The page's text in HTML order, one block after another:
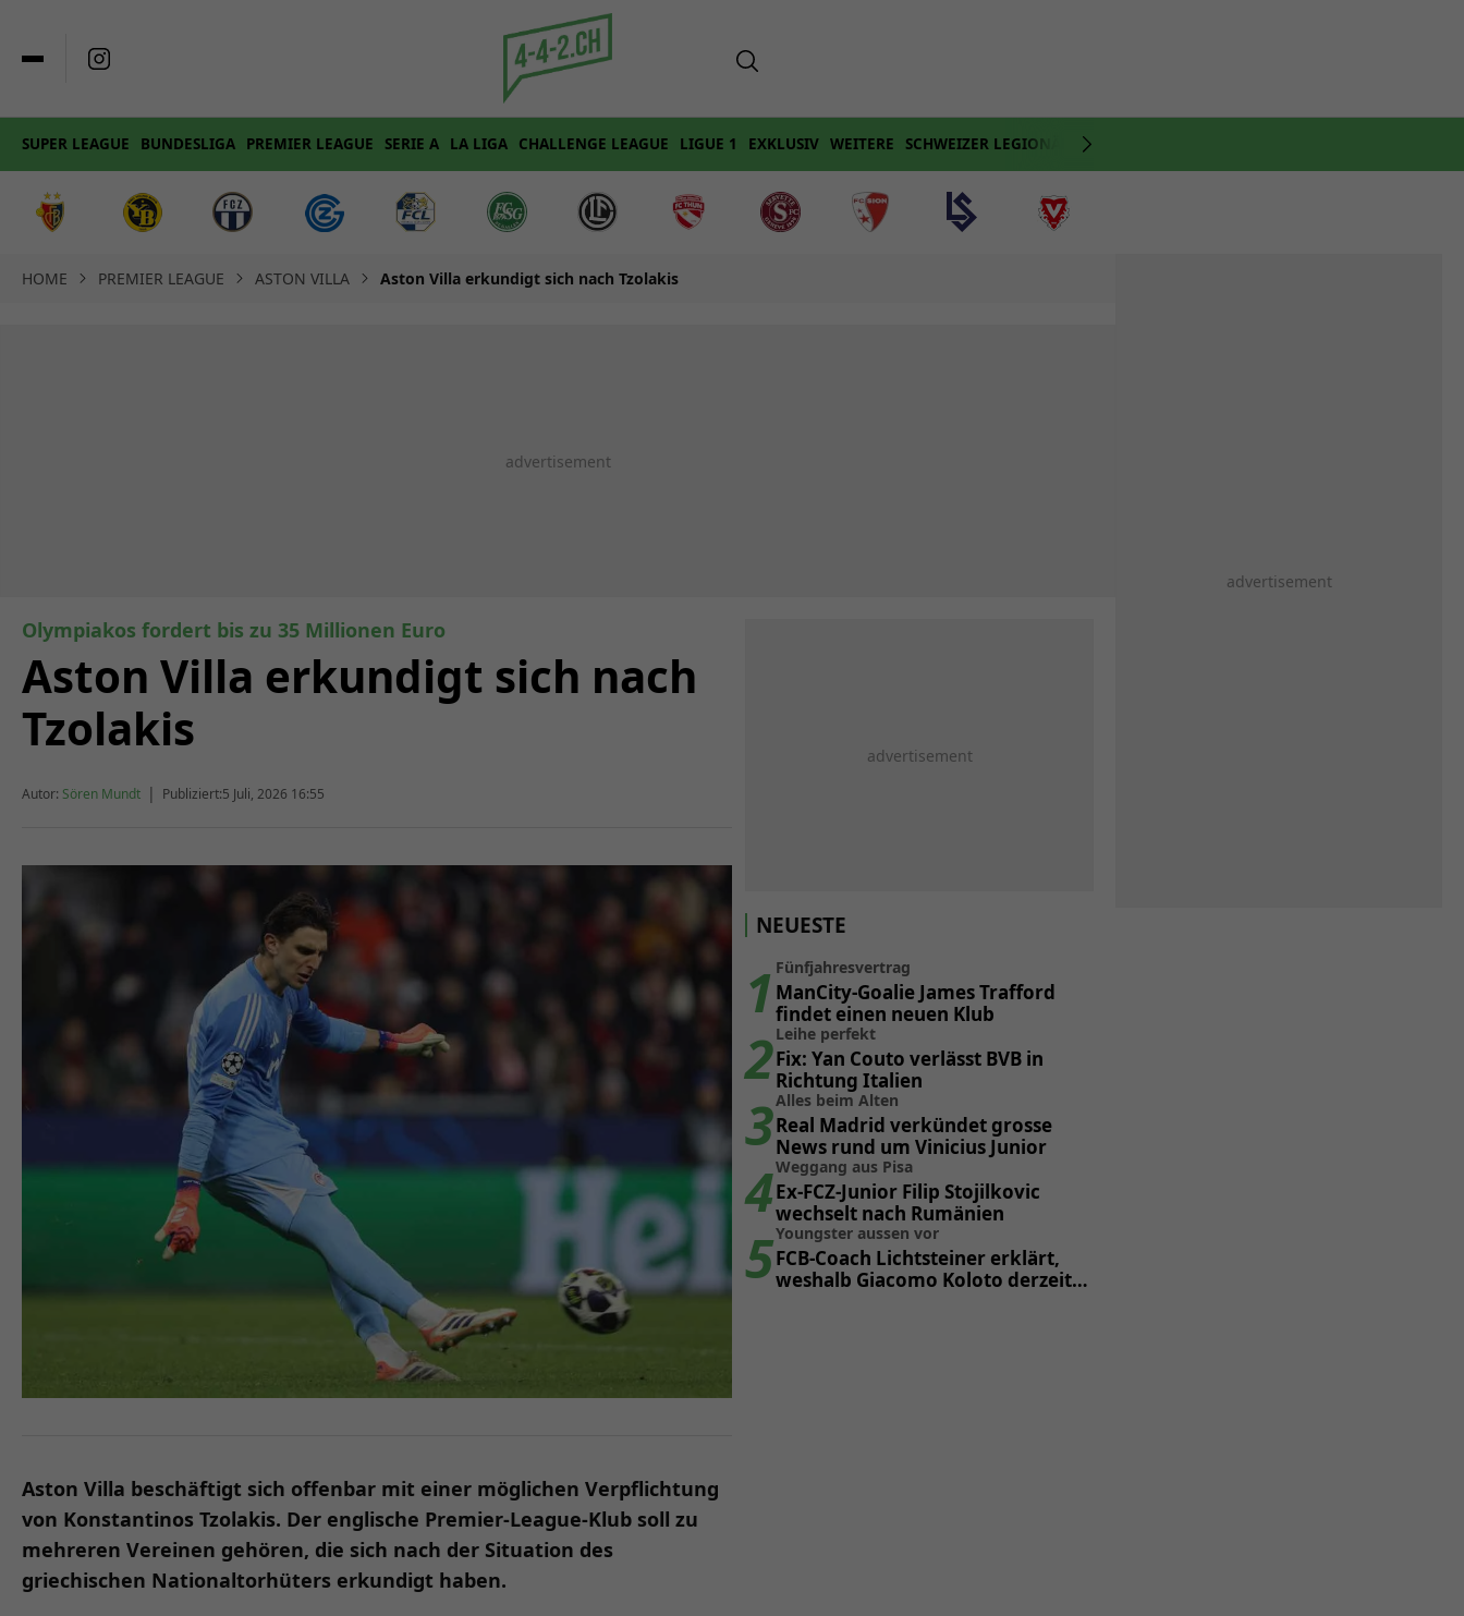
SUPER LEAGUE BUNDESLIGA PREMIER LEAGUE SERIE A LA LIGA CHALLENGE LEAGUE LIGUE 1 EXKLUSIV WEITERE SCHWEIZER LEGIONÄRE NATI
HOME PREMIER LEAGUE ASTON VILLA Aston Villa erkundigt sich nach Tzolakis
Olympiakos fordert bis zu 35 Millionen Euro
Aston Villa erkundigt sich nach
Tzolakis
Autor: Sören Mundt | Publiziert:5 Juli, 2026 16:55
Aston Villa beschäftigt sich offenbar mit einer möglichen Verpflichtung
von Konstantinos Tzolakis. Der englische Premier-League-Klub soll zu
mehreren Vereinen gehören, die sich nach der Situation des
griechischen Nationaltorhüters erkundigt haben.
NEUESTE
1 Fünfjahresvertrag
ManCity-Goalie James Trafford
findet einen neuen Klub
2Leihe perfekt
Fix: Yan Couto verlässt BVB in
Richtung Italien
3Alles beim Alten
Real Madrid verkündet grosse
News rund um Vinicius Junior
4Weggang aus Pisa
Ex-FCZ-Junior Filip Stojilkovic
wechselt nach Rumänien
5Youngster aussen vor
FCB-Coach Lichtsteiner erklärt,
weshalb Giacomo Koloto derzeit